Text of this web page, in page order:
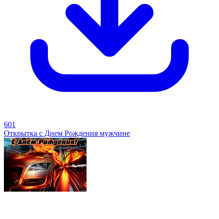
601
Открытка с Днем Рождения мужчине